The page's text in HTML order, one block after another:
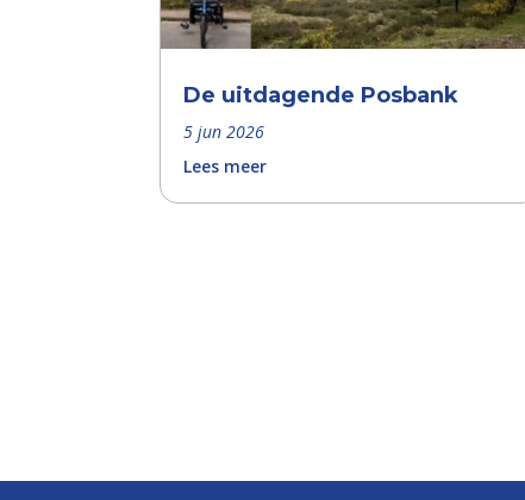
De uitdagende Posbank
5 jun 2026
Lees meer